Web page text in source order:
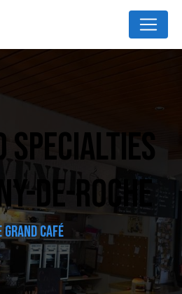
SPECIALTIES
DE-ROCHE
GRAND CAFÉ